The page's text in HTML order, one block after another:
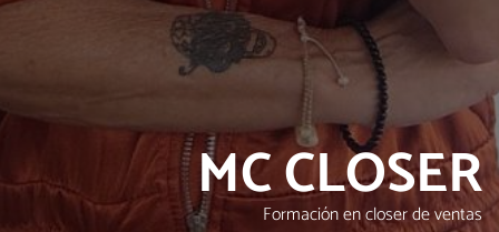
MC CLOSER
Formación en closer de ventas